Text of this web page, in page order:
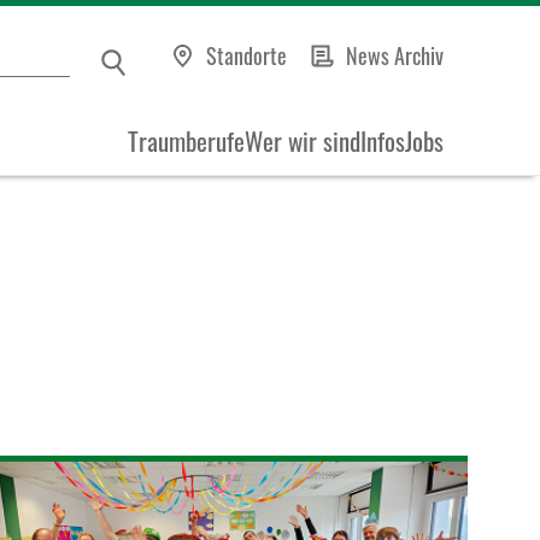
Standorte News Archiv
TraumberufeWer wir sindInfosJobs